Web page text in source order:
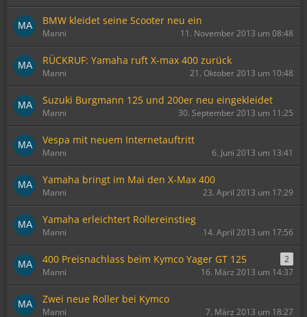
BMW kleidet seine Scooter neu ein
Manni 11. November 2013 um 08:48
RÜCKRUF: Yamaha ruft X-max 400 zurück
Manni 21. Oktober 2013 um 10:48
Suzuki Burgmann 125 und 200er neu eingekleidet
Manni 30. September 2013 um 11:25
Vespa mit neuem Internetauftritt
Manni 6. Juni 2013 um 13:41
Yamaha bringt im Mai den X-Max 400
Manni 23. April 2013 um 17:29
Yamaha erleichtert Rollereinstieg
Manni 14. April 2013 um 17:56
400 Preisnachlass beim Kymco Yager GT 125
2
Manni
16. März 2013 um 14:37
Zwei neue Roller bei Kymco
Manni 7. März 2013 um 18:27